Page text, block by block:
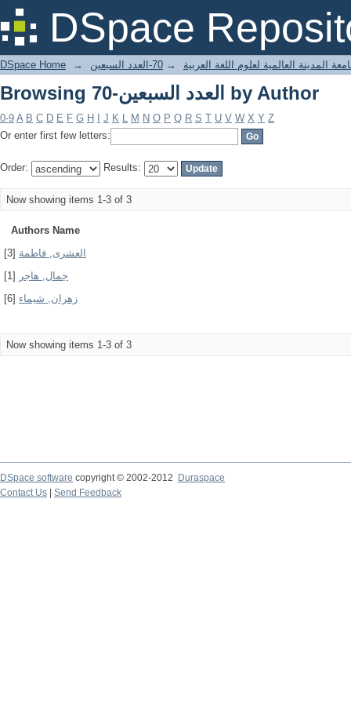
DSpace Browsing 70-العدد السبعين by Author
DSpace Home → المدينة العالمية لعلوم اللغة العربية → 70-العدد السبعين
Browsing 70-العدد السبعين by Author
0-9 A B C D E F G H J K L M N O P Q R S T U V W X Y Z
Or enter first few letters:
Order: Results:
Now showing items 1-3 of 3
Authors Name
العشرى, فاطمة [3]
جمال, هاجر
[1]
زهران, شيماء [6]
Now showing items 1-3 of 3
DSpace software copyright © 2002-2012
Duraspace
Contact Us
Send Feedback